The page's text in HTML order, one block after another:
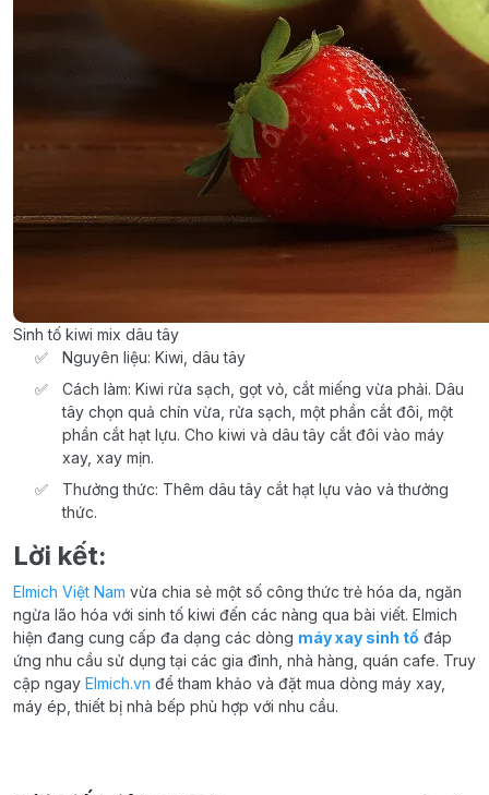
Sinh tố kiwi mix dâu tây
Nguyên liệu: Kiwi, dâu tây
Cách làm: Kiwi rửa sạch, gọt vỏ, cắt miếng vừa phải. Dâu
tây chọn quả chín vừa, rửa sạch, một phần cắt đôi, một
phần cắt hạt lựu. Cho kiwi và dâu tây cắt đôi vào máy
xay, xay mịn.
Thưởng thức: Thêm dâu tây cắt hạt lựu vào và thưởng
thức.
Lời kết:
Elmich Việt Nam vừa chia sẻ một số công thức trẻ hóa da, ngăn
ngừa lão hóa với sinh tố kiwi đến các nàng qua bài viết. Elmich
hiện đang cung cấp đa dạng các dòng máy xay sinh tố đáp
ứng nhu cầu sử dụng tại các gia đình, nhà hàng, quán cafe. Truy
cập ngay Elmich.vn để tham khảo và đặt mua dòng máy xay,
máy ép, thiết bị nhà bếp phù hợp với nhu cầu.